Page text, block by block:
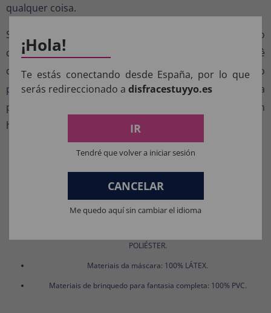
qualquer coisa.
Surpreenda a todos com um pedido de casamento
divertido, ousado e memorável. Não importa se você
quer animar uma noite especial ou levar a festa para o
próximo nível, esta fantasia adulta é uma aposta certa
para momentos inesquecíveis cheios de risadas e bom
humor.
COMPOSIÇÃO DOS NOSSOS
PRODUTOS:
POLIÉSTER.
Materiais da máscara: 100% LÁTEX.
Materiais de brinquedo para fantasia completa: 100% PVC.
¡Hola!
Te estás conectando desde España, por lo que
serás redireccionado a disfracestuyyo.es
IR
Tendré que volver a iniciar sesión
CANCELAR
Me quedo aquí sin cambiar el idioma